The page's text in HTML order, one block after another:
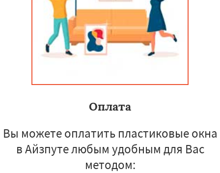
Оплата
Вы можете оплатить пластиковые окна
в Айзпуте любым удобным для Вас
методом: